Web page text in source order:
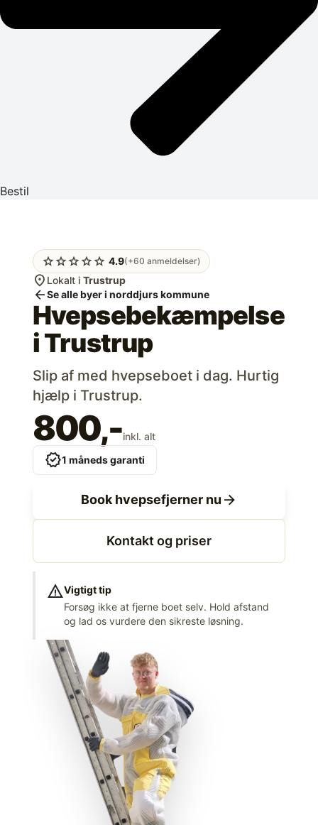
Bestil
starstarstarstarstar 4.9(+60 anmeldelser)
location_on Lokalt i Trustrup
arrow_backSe alle byer i norddjurs kommune
Hvepsebekæmpelse
iTrustrup
Slip af med hvepseboet i dag. Hurtig
hjælp i Trustrup.
800,-inkl. alt
verified1 måneds garanti
Book hvepsefjerner nu arrow_forward
Kontakt og priser
warningVigtigt tip
Forsøg ikke at fjerne boet selv. Hold afstand
og lad os vurdere den sikreste løsning.